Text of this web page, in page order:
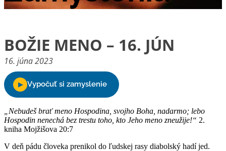
BOŽIE MENO – 16. JÚN
16. júna 2023
„Nebudeš brať meno Hospodina, svojho Boha, nadarmo; lebo
Hospodin nenechá bez trestu toho, kto Jeho meno zneužije!“ 2.
kniha Mojžišova 20:7
V deň pádu človeka prenikol do ľudskej rasy diabolský hadí jed.